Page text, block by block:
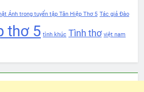
Ánh trong tuyển tập Tân Hiệp Thơ 5 Tác giả Đào
thơ 5 tình khúc Tình thơ việt nam